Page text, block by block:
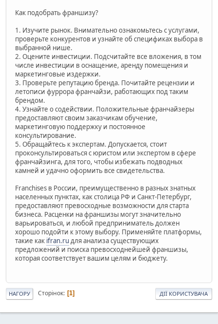
Как подобрать франшизу?
1. Изучите рынок. Внимательно ознакомьтесь с услугами,
проверьте конкурентов и узнайте об спецификах выбора в
выбранной нише.
2. Оцените инвестиции. Подсчитайте все вложения, в том
числе инвестиции в оснащение, аренду помещения и
маркетинговые издержки.
3. Проверьте репутацию бренда. Почитайте рецензии и
летописи фуррора франчайзи, работающих под таким
брендом.
4. Узнайте о содействии. Положительные франчайзеры
предоставляют своим заказчикам обучение,
маркетинговую поддержку и постоянное
консультирование.
5. Обращайтесь к экспертам. Допускается, стоит
проконсультироваться с юристом или экспертом в сфере
франчайзинга, для того, чтобы избежать подводных
камней и удачно оформить все свидетельства.
Franchises в России, преимущественно в разных знатных
населенных пунктах, как столица РФ и Санкт-Петербург,
предоставляют превосходные возможности для старта
бизнеса. Расценки на франшизы могут значительно
варьироваться, и любой предприниматель должен
хорошо подойти к этому выбору. Применяйте платформы,
такие как ifran.ru для анализа существующих
предложений и поиска превосходнейшей франшизы,
которая соответствует вашим целям и бюджету.
НАГОРУ Сторінок 1 ДІЇ КОРИСТУВАЧА